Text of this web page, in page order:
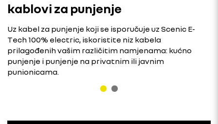
kablovi za punjenje
Uz kabel za punjenje koji se isporučuje uz Scenic E-
Tech 100% electric, iskoristite niz kabela
prilagođenih vašim različitim namjenama: kućno
punjenje i punjenje na privatnim ili javnim
punionicama.